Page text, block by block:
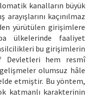
kanalların büyük
kaçınılmaz
yürütülen girişimlere
ülkelerinde faaliyet
bu girişimlerin
Devletleri hem resmî
olumsuz hâle
etmiştir. Bu yöntem,
katmanlı karakterinin